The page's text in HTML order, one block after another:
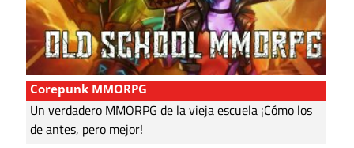
Corepunk MMORPG
Un verdadero MMORPG de la vieja escuela ¡Cómo los
de antes, pero mejor!